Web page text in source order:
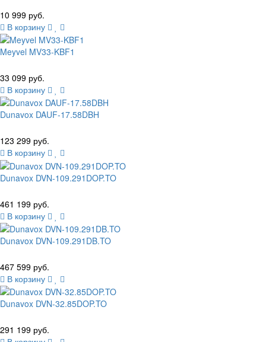
10 999 руб.
В корзину
Meyvel MV33-KBF1
33 099 руб.
В корзину
Dunavox DAUF-17.58DBH
123 299 руб.
В корзину
Dunavox DVN-109.291DOP.TO
461 199 руб.
В корзину
Dunavox DVN-109.291DB.TO
467 599 руб.
В корзину
Dunavox DVN-32.85DOP.TO
291 199 руб.